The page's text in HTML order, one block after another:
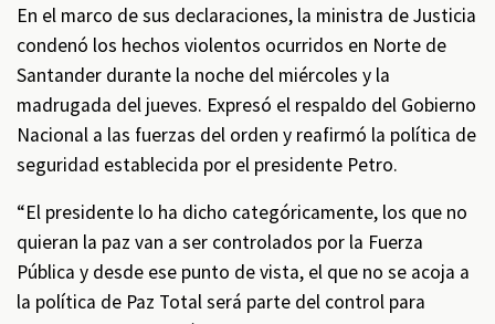
En el marco de sus declaraciones, la ministra de Justicia
condenó los hechos violentos ocurridos en Norte de
Santander durante la noche del miércoles y la
madrugada del jueves. Expresó el respaldo del Gobierno
Nacional a las fuerzas del orden y reafirmó la política de
seguridad establecida por el presidente Petro.
“El presidente lo ha dicho categóricamente, los que no
quieran la paz van a ser controlados por la Fuerza
Pública y desde ese punto de vista, el que no se acoja a
la política de Paz Total será parte del control para